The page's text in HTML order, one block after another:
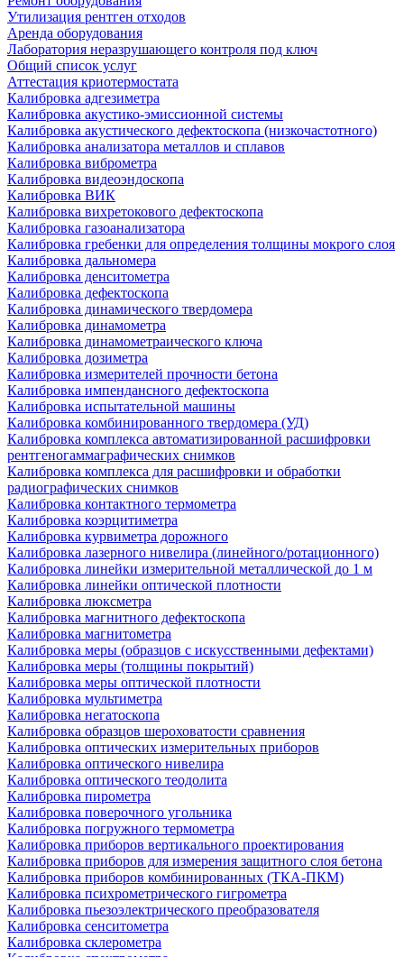
Утилизация рентген отходов
Аренда оборудования
Лаборатория неразрушающего контроля под ключ
Общий список услуг
Аттестация криотермостата
Калибровка адгезиметра
Калибровка акустико-эмиссионной системы
Калибровка акустического дефектоскопа (низкочастотного)
Калибровка анализатора металлов и сплавов
Калибровка виброметра
Калибровка видеоэндоскопа
Калибровка ВИК
Калибровка вихретокового дефектоскопа
Калибровка газоанализатора
Калибровка гребенки для определения толщины мокрого слоя
Калибровка дальномера
Калибровка денситометра
Калибровка дефектоскопа
Калибровка динамического твердомера
Калибровка динамометра
Калибровка динамометраического ключа
Калибровка дозиметра
Калибровка измерителей прочности бетона
Калибровка импендансного дефектоскопа
Калибровка испытательной машины
Калибровка комбинированного твердомера (УД)
Калибровка комплекса автоматизированной расшифровки
рентгеногаммаграфических снимков
Калибровка комплекса для расшифровки и обработки
радиографических снимков
Калибровка контактного термометра
Калибровка коэрцитиметра
Калибровка курвиметра дорожного
Калибровка лазерного нивелира (линейного/ротационного)
Калибровка линейки измерительной металлической до 1 м
Калибровка линейки оптической плотности
Калибровка люксметра
Калибровка магнитного дефектоскопа
Калибровка магнитометра
Калибровка меры (образцов с искусственными дефектами)
Калибровка меры (толщины покрытий)
Калибровка меры оптической плотности
Калибровка мультиметра
Калибровка негатоскопа
Калибровка образцов шероховатости сравнения
Калибровка оптических измерительных приборов
Калибровка оптического нивелира
Калибровка оптического теодолита
Калибровка пирометра
Калибровка поверочного угольника
Калибровка погружного термометра
Калибровка приборов вертикального проектирования
Калибровка приборов для измерения защитного слоя бетона
Калибровка приборов комбинированных (ТКА-ПКМ)
Калибровка психрометрического гигрометра
Калибровка пьезоэлектрического преобразователя
Калибровка сенситометра
Калибровка склерометра